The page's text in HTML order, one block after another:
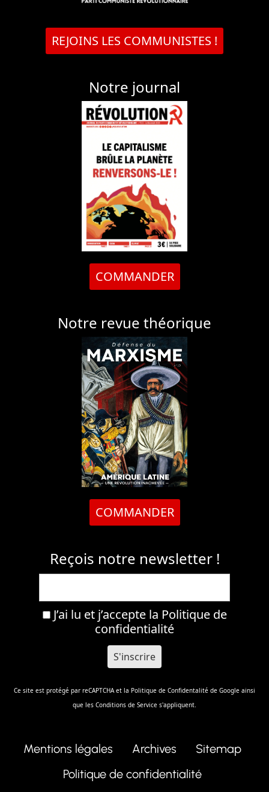
REJOINS LES COMMUNISTES !
Notre journal
COMMANDER
Notre revue théorique
COMMANDER
Reçois notre newsletter !
J’ai lu et j’accepte la Politique de
confidentialité
Ce site est protégé par reCAPTCHA et la Politique de Confidentalité de Google ainsi
que les Conditions de Service s'appliquent.
Mentions légales Archives
Sitemap
Politique de confidentialité